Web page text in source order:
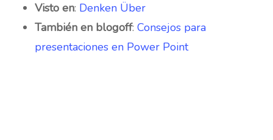
Visto en: Denken Über
También en blogoff: Consejos para
presentaciones en Power Point